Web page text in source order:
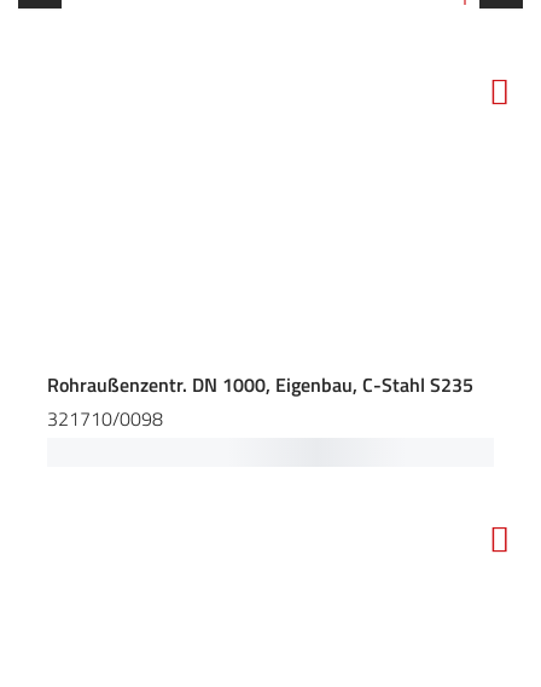
Rohraußenzentr. DN 1000, Eigenbau, C-Stahl S235
321710/0098